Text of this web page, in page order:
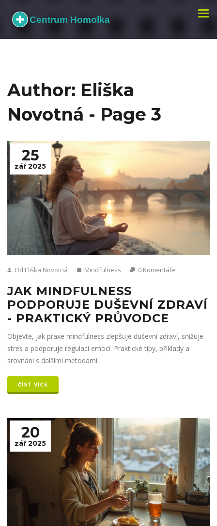
Author: Eliška
Novotná - Page 3
25
zář 2025
Od Eliška Novotná Mindfulness 0 Komentáře
JAK MINDFULNESS
PODPORUJE DUŠEVNÍ ZDRAVÍ
- PRAKTICKÝ PRŮVODCE
Objevte, jak praxe mindfulness zlepšuje duševní zdraví, snižuje
stres a podporuje regulaci emocí. Praktické tipy, příklady a
srovnání s dalšími metodami.
ČÍST VÍCE
20
zář 2025